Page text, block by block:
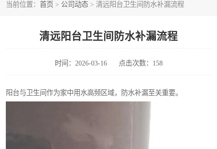
当前位置： 首页 > 公司动态 > 清远阳台卫生间防水补漏流程
清远阳台卫生间防水补漏流程
时间：2026-03-16 点击次数：158
阳台与卫生间作为家中用水高频区域，防水补漏至关重要。